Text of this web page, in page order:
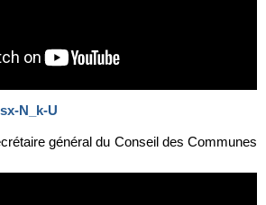
N_k-U
général du Conseil des Communes